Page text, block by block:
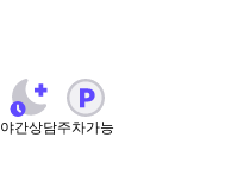
야간상담주차가능